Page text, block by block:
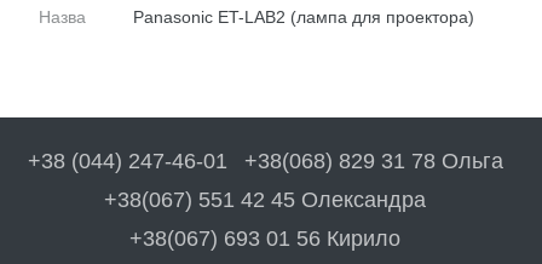
Назва Panasonic ET-LAB2 (лампа для проектора)
+38 (044) 247-46-01
+38(068) 829 31 78 Ольга
+38(067) 551 42 45 Олександра
+38(067) 693 01 56 Кирило